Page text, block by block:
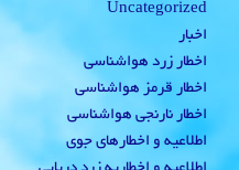
Uncategorized
اخبار
اخطار زرد هواشناسی
اخطار قرمز هواشناسی
اخطار نارنجی هواشناسی
اطلاعیه و اخطارهای جوی